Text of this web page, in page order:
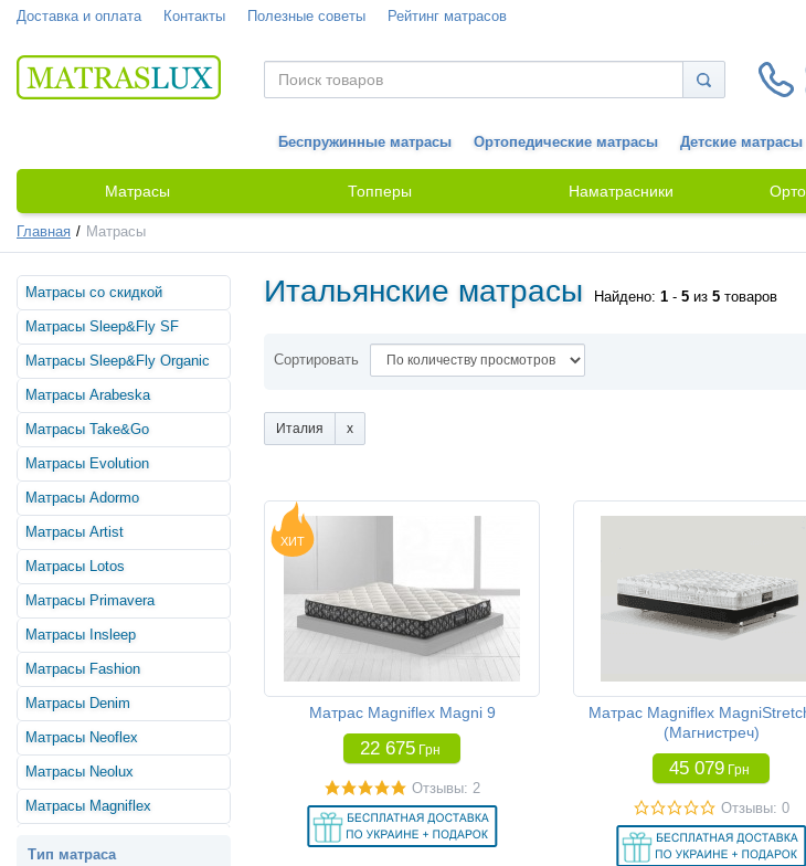
Доставка и оплата Контакты Полезные советы Рейтинг матрасов
Беспружинные матрасы Ортопедические матрасы Детские матрасы
Матрасы Топперы Наматрасники
Главная Матрасы
Матрасы со скидкой
Матрасы Sleep&Fly SF
Матрасы Sleep&Fly Organic
Матрасы Arabeska
Матрасы Take&Go
Матрасы Evolution
Матрасы Adormo
Матрасы Artist
Матрасы Lotos
Матрасы Primavera
Матрасы Insleep
Матрасы Fashion
Матрасы Denim
Матрасы Neoflex
Матрасы Neolux
Матрасы Magniflex
Тип матраса
Итальянские матрасы Найдено: 1 - 5 из 5 товаров
Сортировать
Италия
ХИТ
Матрас Magniflex Magni 9
22 675 Грн
Отзывы: 2
Матрас Magniflex
(Магнистреч)
45 079 Грн
Отзывы: 0